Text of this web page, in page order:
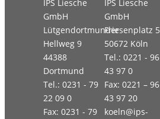
IPS Liesche
GmbH
Lütgendortmunder
Hellweg 9
44388
Dortmund
Tel.: 0231 - 79
22 09 0
Fax: 0231 - 79
IPS Liesche
GmbH
Friesenplatz 5
50672 Köln
Tel.: 0221 - 96
43 97 0
Fax: 0221 – 96
43 97 20
koeln@ips-